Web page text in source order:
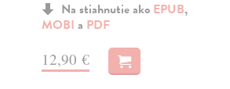
Na stiahnutie ako EPUB,
MOBI a PDF
12,90 €